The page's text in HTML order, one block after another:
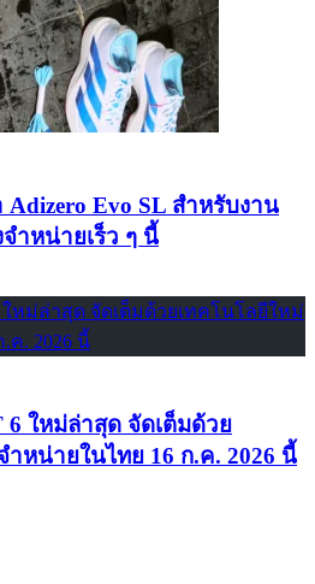
Adizero Evo SL สำหรับงาน
ำหน่ายเร็ว ๆ นี้
6 ใหม่ล่าสุด จัดเต็มด้วย
ำหน่ายในไทย 16 ก.ค. 2026 นี้